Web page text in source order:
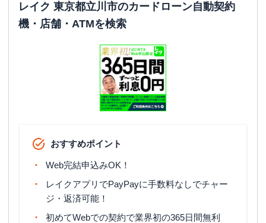
レイク 東京都立川市のカードローン自動契約
機・店舗・ATMを検索
おすすめポイント
Web完結申込みOK！
レイクアプリでPayPayに手数料なしでチャー
ジ・返済可能！
初めてWebでの契約で業界初の365日間無利